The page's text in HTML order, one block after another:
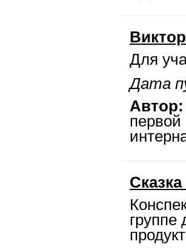
Для
Дата
Автор:
группе